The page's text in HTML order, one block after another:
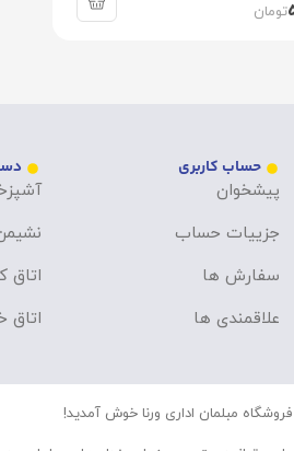
تومان
حساب کاربری
پیشخوان
جزییات حساب
سفارش ها
علاقمندی ها
اتاق
اتاق
مبلمان اداری ورنا خوش آمدید!